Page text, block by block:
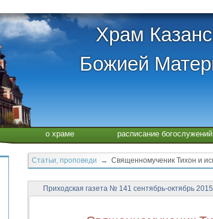
Храм
Божией
о храме расписание богослужений
Статьи, проповеди → Священномученик Тихон и
Приходская газета № 141 сентябрь-октябрь 2015